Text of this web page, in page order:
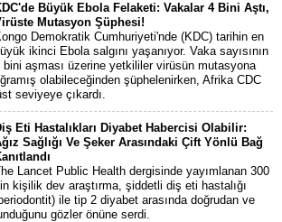
Büyük Ebola Felaketi: Vakalar 4 Bini Aştı,
Mutasyon Şüphesi!
Demokratik Cumhuriyeti'nde (KDC) tarihin en
ikinci Ebola salgını yaşanıyor. Vaka sayısının
bini aşması üzerine yetkililer virüsün mutasyona
olabileceğinden şüphelenirken, Afrika CDC
seviyeye çıkardı.
Eti Hastalıkları Diyabet Habercisi Olabilir:
Sağlığı Ve Şeker Arasındaki Çift Yönlü Bağ
Lancet Public Health dergisinde yayımlanan 300
kişilik dev araştırma, şiddetli diş eti hastalığı
ile tip 2 diyabet arasında doğrudan ve
gözler önüne serdi.